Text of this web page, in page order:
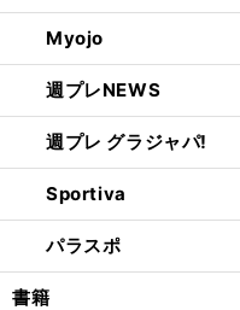
Myojo
週プレNEWS
週プレ グラジャパ!
Sportiva
パラスポ
書籍